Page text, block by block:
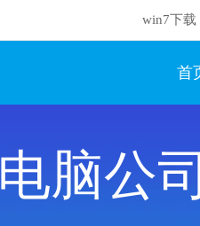
win7下载
首
电脑公